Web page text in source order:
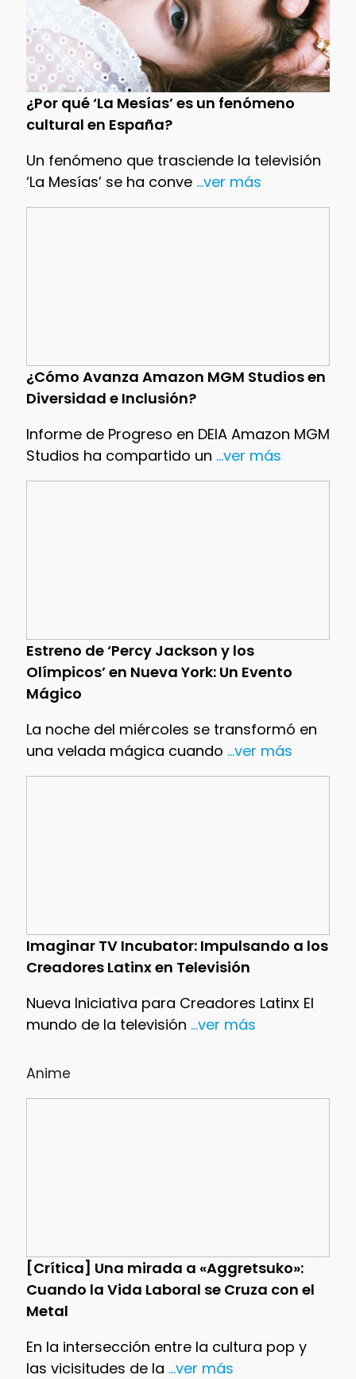
¿Por qué ‘La Mesías’ es un fenómeno
cultural en España?
Un fenómeno que trasciende la televisión
‘La Mesías’ se ha conve...ver más
¿Cómo Avanza Amazon MGM Studios en
Diversidad e Inclusión?
Informe de Progreso en DEIA Amazon MGM
Studios ha compartido un ...ver más
Estreno de ‘Percy Jackson y los
Olímpicos’ en Nueva York: Un Evento
Mágico
La noche del miércoles se transformó en
una velada mágica cuando ...ver más
Imaginar TV Incubator: Impulsando a los
Creadores Latinx en Televisión
Nueva Iniciativa para Creadores Latinx El
mundo de la televisión ...ver más
Anime
[Crítica] Una mirada a «Aggretsuko»:
Cuando la Vida Laboral se Cruza con el
Metal
En la intersección entre la cultura pop y
las vicisitudes de la ...ver más